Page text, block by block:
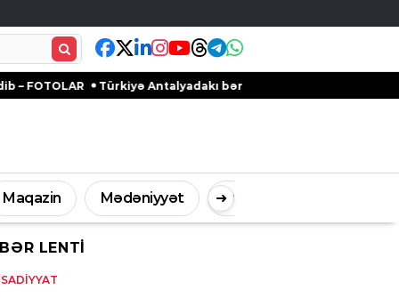
Türkiyə Antalyadakı bərpa olunan qədim məkanlarla mədəni
Maqazin Mədəniyyət Digər
➜
LENTI